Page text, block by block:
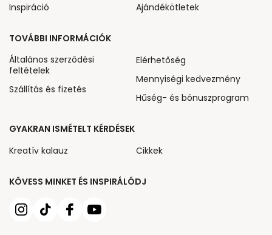
KÖVESS MINKET ÉS INSPIRÁLÓDJ
Inspiráció
Ajándékötletek
TOVÁBBI INFORMÁCIÓK
Általános szerződési
feltételek
Szállítás és fizetés
Elérhetőség
Mennyiségi kedvezmény
Hűség- és bónuszprogram
GYAKRAN ISMÉTELT KÉRDÉSEK
Kreatív kalauz
Cikkek